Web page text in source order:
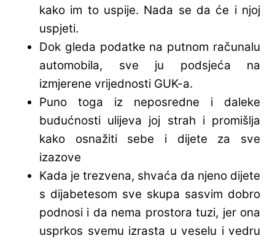
kako im to uspije. Nada se da će i njoj
uspjeti.
Dok gleda podatke na putnom računalu
automobila, sve ju podsjeća na
izmjerene vrijednosti GUK-a.
Puno toga iz neposredne i daleke
budućnosti ulijeva joj strah i promišlja
kako osnažiti sebe i dijete za sve
izazove
Kada je trezvena, shvaća da njeno dijete
s dijabetesom sve skupa sasvim dobro
podnosi i da nema prostora tuzi, jer ona
usprkos svemu izrasta u veselu i vedru